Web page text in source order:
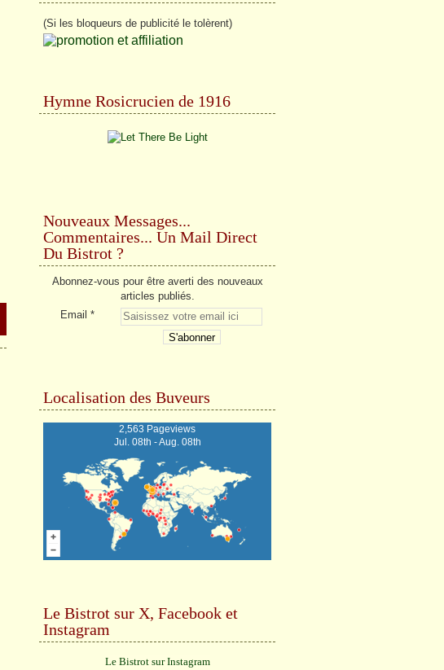
(Si les bloqueurs de publicité le tolèrent)
Hymne Rosicrucien de 1916
Nouveaux Messages...
Commentaires... Un Mail Direct
Du Bistrot ?
Abonnez-vous pour être averti des nouveaux
articles publiés.
Email
Localisation des Buveurs
2,563 Pageviews
Jul. 08th - Aug. 08th
Le Bistrot sur X, Facebook et
Instagram
Le Bistrot sur Instagram